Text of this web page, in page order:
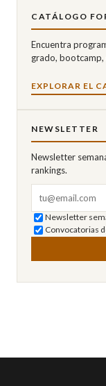
CATÁLOGO
Encuentra
grado, bootcamp,
EXPLORAR EL
NEWSLETTER
Newsletter
rankings.
Newsletter
Convocatorias